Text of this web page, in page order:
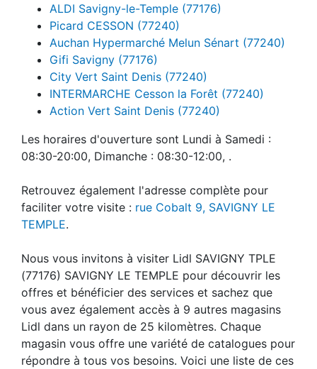
ALDI Savigny-le-Temple (77176)
Picard CESSON (77240)
Auchan Hypermarché Melun Sénart (77240)
Gifi Savigny (77176)
City Vert Saint Denis (77240)
INTERMARCHE Cesson la Forêt (77240)
Action Vert Saint Denis (77240)
Les horaires d'ouverture sont Lundi à Samedi :
08:30-20:00, Dimanche : 08:30-12:00, .
Retrouvez également l'adresse complète pour
faciliter votre visite : rue Cobalt 9, SAVIGNY LE
TEMPLE.
Nous vous invitons à visiter Lidl SAVIGNY TPLE
(77176) SAVIGNY LE TEMPLE pour découvrir les
offres et bénéficier des services et sachez que
vous avez également accès à 9 autres magasins
Lidl dans un rayon de 25 kilomètres. Chaque
magasin vous offre une variété de catalogues pour
répondre à tous vos besoins. Voici une liste de ces